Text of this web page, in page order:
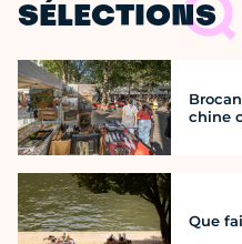
SÉLECTIONS
chine
Que